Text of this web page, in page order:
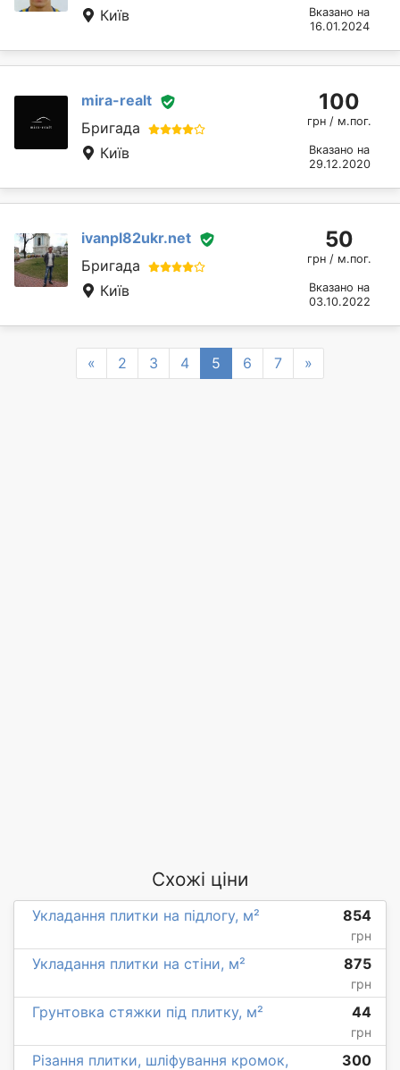
Київ
Вказано на
16.01.2024
mira-realt
Бригада
Київ
100
грн / м.пог.
Вказано на
29.12.2020
ivanpl82ukr.net
Бригада
Київ
50
грн / м.пог.
Вказано на
03.10.2022
« Previous
2 3 4 5 6 7 »
Схожі ціни
Укладання плитки на підлогу, м² 854
грн
Укладання плитки на стіни, м² 875
грн
Грунтовка стяжки під плитку, м² 44
грн
Різання плитки, шліфування кромок,
300